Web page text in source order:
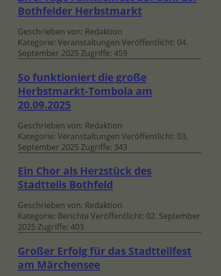
Bothfelder Herbstmarkt
Geschrieben von: Redaktion
Kategorie: Veranstaltungen Veröffentlicht: 04.
September 2025 Zugriffe: 459
So funktioniert die große
Herbstmarkt-Tombola am
20.09.2025
Geschrieben von: Redaktion
Kategorie: Veranstaltungen Veröffentlicht: 03.
September 2025 Zugriffe: 343
Ein Chor als Herzstück des
Stadtteils Bothfeld
Geschrieben von: Redaktion
Kategorie: Berichte Veröffentlicht: 02. September
2025 Zugriffe: 403
Großer Erfolg für das Stadtteilfest
am Märchensee